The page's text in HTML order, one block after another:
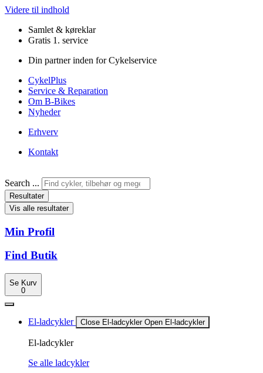
Videre til indhold
Samlet & køreklar
Gratis 1. service
Din partner inden for Cykelservice
CykelPlus
Service & Reparation
Om B-Bikes
Nyheder
Erhverv
Kontakt
Search ...
Resultater
Vis alle resultater
Min Profil
Find Butik
Se Kurv
0
El-ladcykler Close El-ladcykler Open El-ladcykler
El-ladcykler
Se alle ladcykler